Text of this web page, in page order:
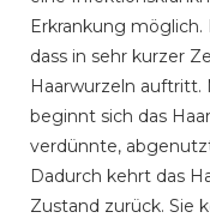
Erkrankung
dass in sehr kurzer
Haarwurzeln auftritt.
beginnt sich das
verdünnte,
Dadurch kehrt das
Zustand zurück. Sie